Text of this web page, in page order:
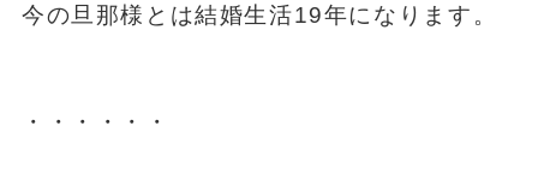
今の旦那様とは結婚生活19年になります。
・・・・・・